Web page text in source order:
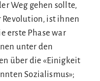
Weg gehen sollte,
Revolution, ist ihnen
erste Phase war
unter den
über die «Einigkeit
Sozialismus»;